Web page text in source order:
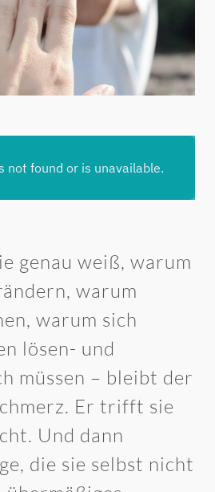
genau weiß, warum
warum
warum sich
lösen- und
müssen – bleibt der
Er trifft sie
Und dann
die sie selbst nicht